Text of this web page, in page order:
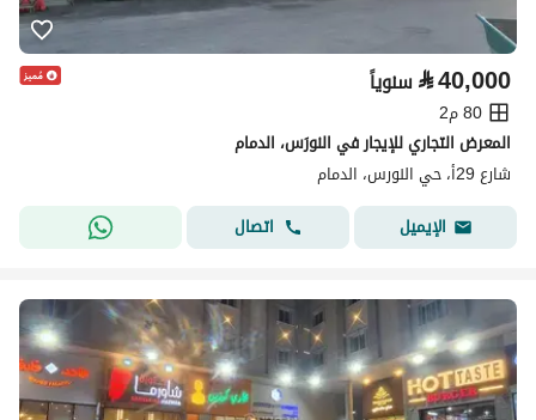
⃁40,000 سنوياً
80 م2
المعرض التجاري للإيجار في النورَس، الدمام
شارع 29أ، حي النورس، الدمام
الإيميل
اتصال